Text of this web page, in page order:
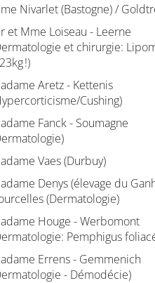
Nivarlet (Bastogne) /
et Mme Loiseau - Leerne
et chirurgie:
!)
Aretz - Kettenis
Cushing)
Fanck - Soumagne
Vaes (Durbuy)
Denys (élevage du
(Dermatologie)
Houge - Werbomont
Pemphigus
Errens - Gemmenich
- Démodécie)